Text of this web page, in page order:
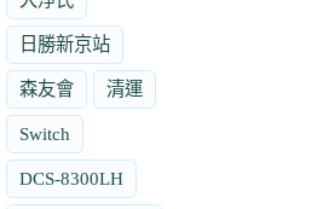
日勝新京站
森友會 清運
Switch
DCS-8300LH